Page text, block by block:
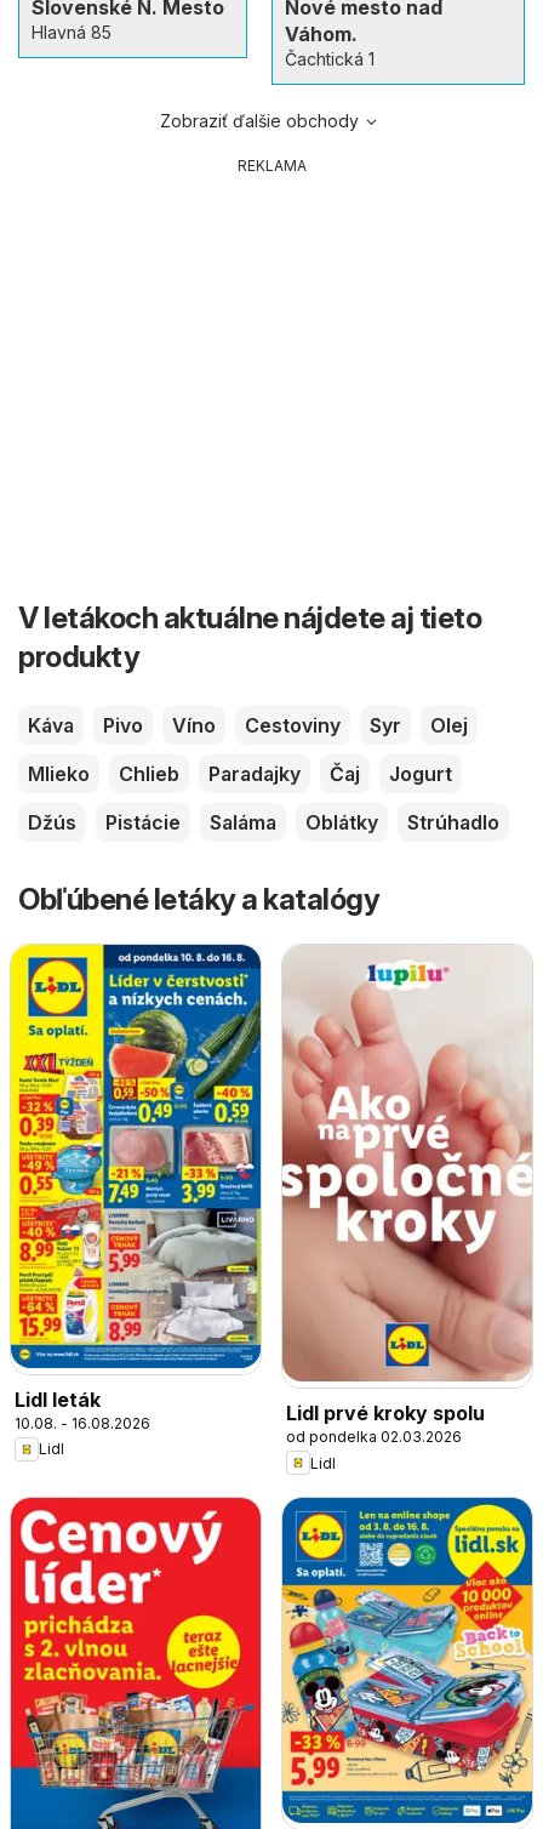
Slovenské N. Mesto
Hlavná 85
Nové mesto nad
Váhom.
Čachtická 1
Zobraziť ďalšie obchody
REKLAMA
V letákoch aktuálne nájdete aj tieto
produkty
Káva Pivo Víno Cestoviny Syr
Olej
Mlieko
Chlieb Paradajky Čaj
Jogurt
Džús
Pistácie Saláma Oblátky Strúhadlo
Obľúbené letáky a katalógy
Lidl leták
10.08. - 16.08.2026
Lidl
Lidl prvé kroky spolu
od pondelka 02.03.2026
Lidl